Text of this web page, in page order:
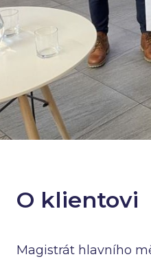
O klientovi
Magistrát hlavního